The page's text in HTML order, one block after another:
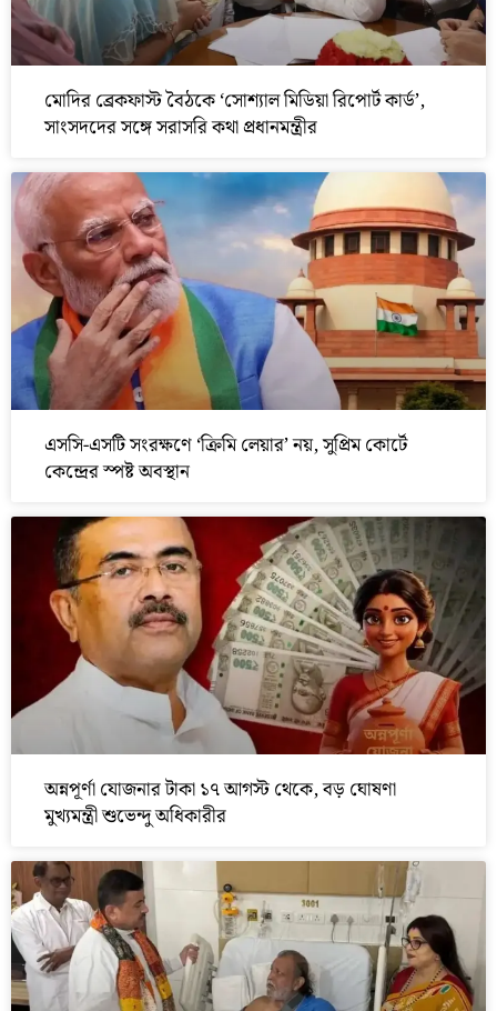
মোদির ব্রেকফাস্ট বৈঠকে ‘সোশ্যাল মিডিয়া রিপোর্ট কার্ড’,
সাংসদদের সঙ্গে সরাসরি কথা প্রধানমন্ত্রীর
এসসি-এসটি সংরক্ষণে ‘ক্রিমি লেয়ার’ নয়, সুপ্রিম কোর্টে
কেন্দ্রের স্পষ্ট অবস্থান
অন্নপূর্ণা যোজনার টাকা ১৭ আগস্ট থেকে, বড় ঘোষণা
মুখ্যমন্ত্রী শুভেন্দু অধিকারীর